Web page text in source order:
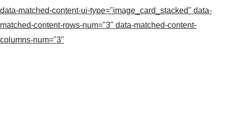
data-matched-content-ui-type="image_card_stacked" data-
matched-content-rows-num="3" data-matched-content-
columns-num="3"